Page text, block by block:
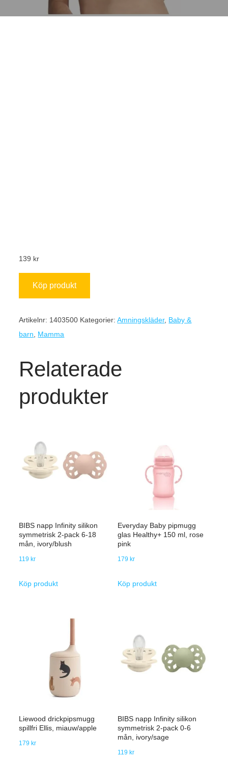
139 kr
Köp produkt
Artikelnr: 1403500 Kategorier:Amningskläder, Baby &
barn
Mamma
Relaterade
produkter
BIBS napp Infinity silikon
symmetrisk 2-pack 6-18
mån, ivory/blush
119 kr
Köp produkt
Everyday Baby pipmugg
glas Healthy+ 150 ml, rose
pink
179 kr
Köp produkt
Liewood drickpipsmugg
spillfri Ellis, miauw/apple
179 kr
BIBS napp Infinity silikon
symmetrisk 2-pack 0-6
mån, ivory/sage
119 kr